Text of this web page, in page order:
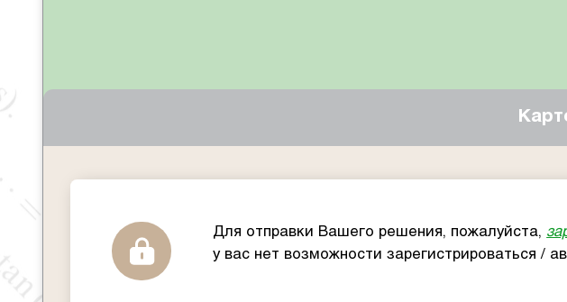
Для отправки Вашего решения, пожалуйста,
у вас нет возможности зарегистрироваться /